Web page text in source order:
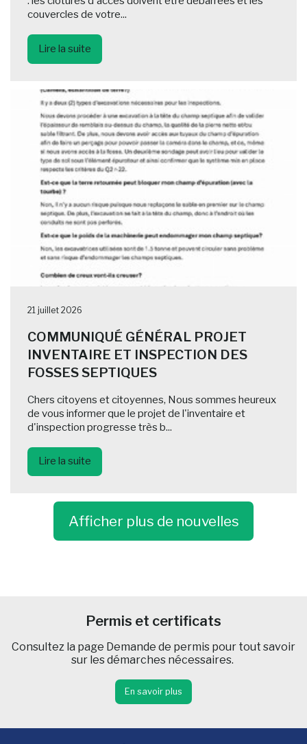
couvercles de votre...
Lire la suite
21 juillet 2026
COMMUNIQUÉ GÉNÉRAL PROJET
INVENTAIRE ET INSPECTION DES
FOSSES SEPTIQUES
Chers citoyens et citoyennes, Nous sommes heureux
de vous informer que le projet de l'inventaire et
d'inspection progresse très b...
Lire la suite
Afficher plus de nouvelles
Permis et certificats
Consultez la page Demande de permis pour tout savoir
sur les démarches nécessaires.
En savoir plus